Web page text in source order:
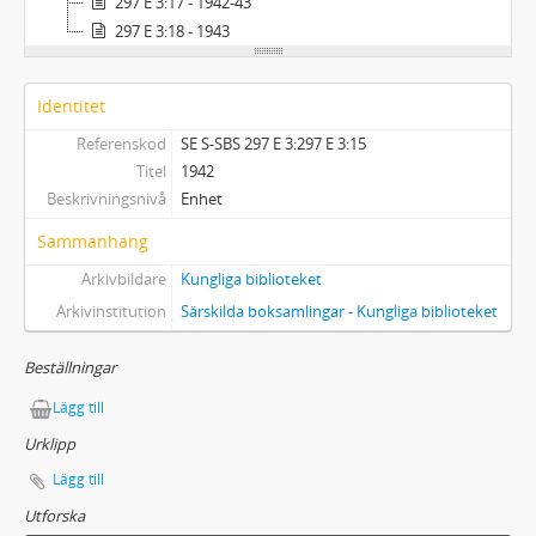
297 E 3:18 - 1943
Identitet
Referenskod
SE S-SBS 297 E 3:297 E 3:15
Titel
1942
Beskrivningsnivå
Enhet
Sammanhang
Arkivbildare
Kungliga biblioteket
Arkivinstitution
Särskilda boksamlingar - Kungliga biblioteket
Beställningar
Lägg till
Urklipp
Lägg till
Utforska